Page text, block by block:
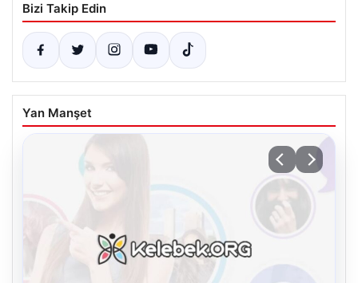
Bizi Takip Edin
Yan Manşet